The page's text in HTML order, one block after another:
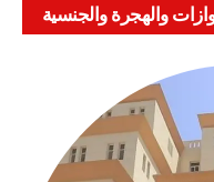
والهجرة والجنسية